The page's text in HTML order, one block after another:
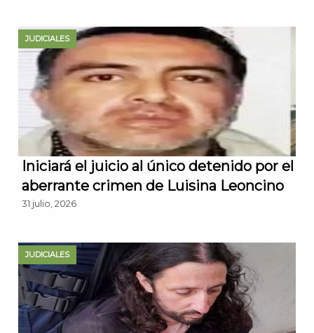
JUDICIALES
Iniciará el juicio al único detenido por el
aberrante crimen de Luisina Leoncino
31 julio, 2026
JUDICIALES